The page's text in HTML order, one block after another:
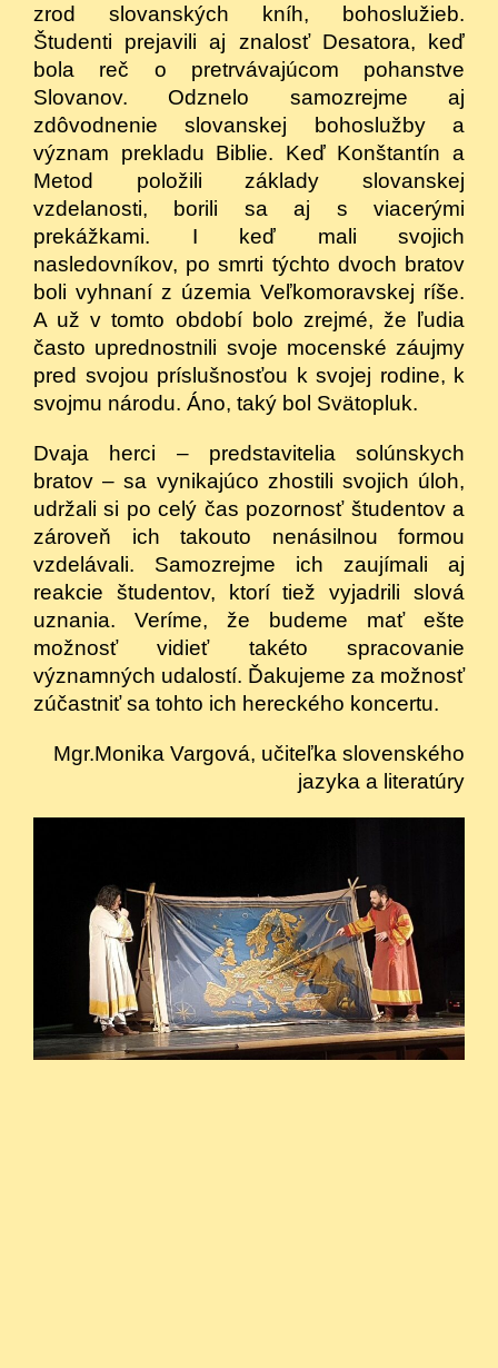
zrod slovanských kníh, bohoslužieb.
Študenti prejavili aj znalosť Desatora, keď
bola reč o pretrvávajúcom pohanstve
Slovanov. Odznelo samozrejme aj
zdôvodnenie slovanskej bohoslužby a
význam prekladu Biblie. Keď Konštantín a
Metod položili základy slovanskej
vzdelanosti, borili sa aj s viacerými
prekážkami. I keď mali svojich
nasledovníkov, po smrti týchto dvoch bratov
boli vyhnaní z územia Veľkomoravskej ríše.
A už v tomto období bolo zrejmé, že ľudia
často uprednostnili svoje mocenské záujmy
pred svojou príslušnosťou k svojej rodine, k
svojmu národu. Áno, taký bol Svätopluk.
Dvaja herci – predstavitelia solúnskych
bratov – sa vynikajúco zhostili svojich úloh,
udržali si po celý čas pozornosť študentov a
zároveň ich takouto nenásilnou formou
vzdelávali. Samozrejme ich zaujímali aj
reakcie študentov, ktorí tiež vyjadrili slová
uznania. Veríme, že budeme mať ešte
možnosť vidieť takéto spracovanie
významných udalostí. Ďakujeme za možnosť
zúčastniť sa tohto ich hereckého koncertu.
Mgr.Monika Vargová, učiteľka slovenského
jazyka a literatúry